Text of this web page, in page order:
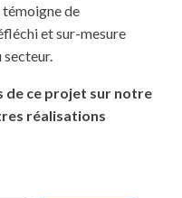
de
et sur-mesure
secteur.
de ce projet sur notre
réalisations